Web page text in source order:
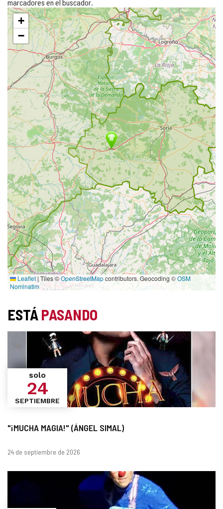
marcadores en el buscador.
Saltar
mapa
+
−
Leaflet| Tiles ©OpenStreetMapcontributors. Geocoding ©OSM
Nominatim
ESTÁPASANDO
"¡MUCHA MAGIA!" (ÁNGEL SIMAL)
solo
24
SEPTIEMBRE
Fechas
24 de septiembre de 2026